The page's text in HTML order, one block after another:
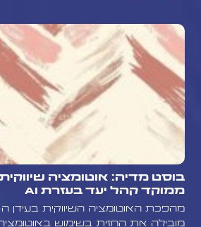
בוסט מדיה: אוטומציה
ממוקד קהל יעד בעזרת AI
מובילה את החזית בשימוש